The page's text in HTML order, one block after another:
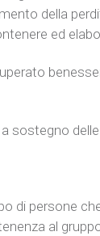
della
ed
sostegno
di persone
al